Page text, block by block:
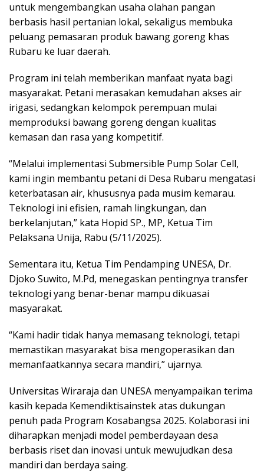
untuk mengembangkan usaha olahan pangan
berbasis hasil pertanian lokal, sekaligus membuka
peluang pemasaran produk bawang goreng khas
Rubaru ke luar daerah.
Program ini telah memberikan manfaat nyata bagi
masyarakat. Petani merasakan kemudahan akses air
irigasi, sedangkan kelompok perempuan mulai
memproduksi bawang goreng dengan kualitas
kemasan dan rasa yang kompetitif.
“Melalui implementasi Submersible Pump Solar Cell,
kami ingin membantu petani di Desa Rubaru mengatasi
keterbatasan air, khususnya pada musim kemarau.
Teknologi ini efisien, ramah lingkungan, dan
berkelanjutan,” kata Hopid SP., MP, Ketua Tim
Pelaksana Unija, Rabu (5/11/2025).
Sementara itu, Ketua Tim Pendamping UNESA, Dr.
Djoko Suwito, M.Pd, menegaskan pentingnya transfer
teknologi yang benar-benar mampu dikuasai
masyarakat.
“Kami hadir tidak hanya memasang teknologi, tetapi
memastikan masyarakat bisa mengoperasikan dan
memanfaatkannya secara mandiri,” ujarnya.
Universitas Wiraraja dan UNESA menyampaikan terima
kasih kepada Kemendiktisainstek atas dukungan
penuh pada Program Kosabangsa 2025. Kolaborasi ini
diharapkan menjadi model pemberdayaan desa
berbasis riset dan inovasi untuk mewujudkan desa
mandiri dan berdaya saing.